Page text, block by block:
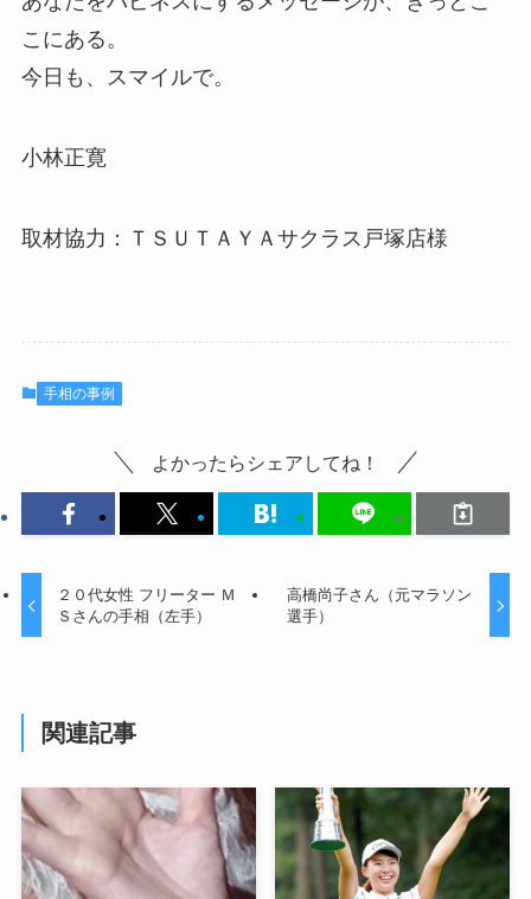
こにある。
今日も、スマイルで。
小林正寛
取材協力：ＴＳＵＴＡＹＡサクラス戸塚店様
手相の事例
よかったらシェアしてね！
２０代女性 フリーター Ｍ
Ｓさんの手相（左手）
高橋尚子さん（元マラソン
選手）
関連記事